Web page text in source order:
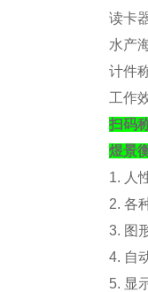
读卡
水产
计件
工作
扫码
煜景
1. 人
2. 各
3. 图
4. 自
5. 显